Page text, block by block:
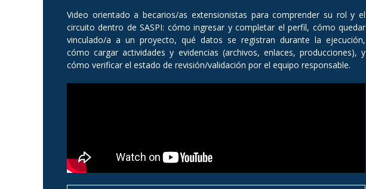
Video orientado a becarios/as extensionistas para comprender su rol y el
circuito dentro de SASPI: cómo ingresar y completar el perfil, cómo quedar
vinculado/a a un proyecto, qué datos se registran durante la ejecución,
cómo cargar actividades y evidencias (archivos, enlaces, producciones), y
cómo verificar el estado de revisión/validación por el equipo responsable.